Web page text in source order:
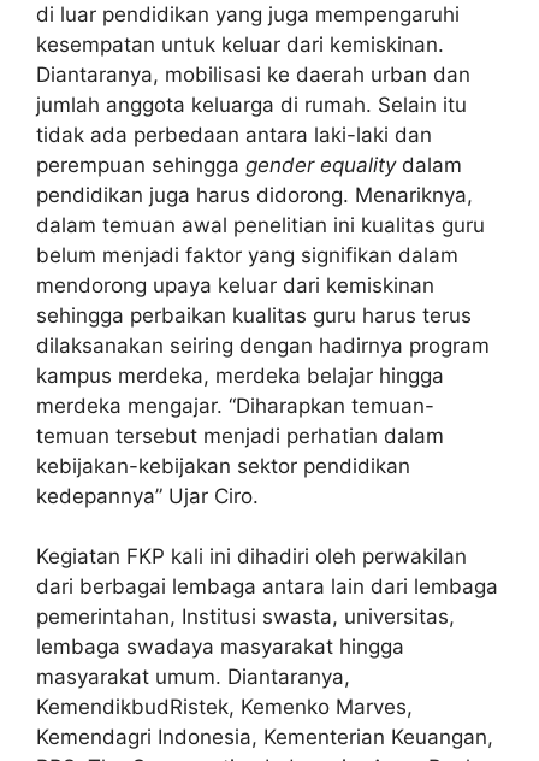
di luar pendidikan yang juga mempengaruhi
kesempatan untuk keluar dari kemiskinan.
Diantaranya, mobilisasi ke daerah urban dan
jumlah anggota keluarga di rumah. Selain itu
tidak ada perbedaan antara laki-laki dan
perempuan sehingga gender equalitydalam
pendidikan juga harus didorong. Menariknya,
dalam temuan awal penelitian ini kualitas guru
belum menjadi faktor yang signifikan dalam
mendorong upaya keluar dari kemiskinan
sehingga perbaikan kualitas guru harus terus
dilaksanakan seiring dengan hadirnya program
kampus merdeka, merdeka belajar hingga
merdeka mengajar. “Diharapkan temuan-
temuan tersebut menjadi perhatian dalam
kebijakan-kebijakan sektor pendidikan
kedepannya” Ujar Ciro.
Kegiatan FKP kali ini dihadiri oleh perwakilan
dari berbagai lembaga antara lain dari lembaga
pemerintahan, Institusi swasta, universitas,
lembaga swadaya masyarakat hingga
masyarakat umum. Diantaranya,
KemendikbudRistek, Kemenko Marves,
Kemendagri Indonesia, Kementerian Keuangan,